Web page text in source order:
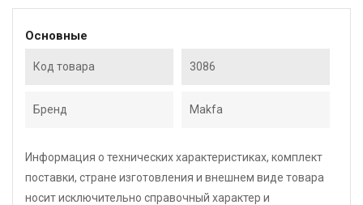
Основные
Код товара 3086
Бренд Makfa
Информация о технических характеристиках, комплект
поставки, стране изготовления и внешнем виде товара
носит исключительно справочный характер и